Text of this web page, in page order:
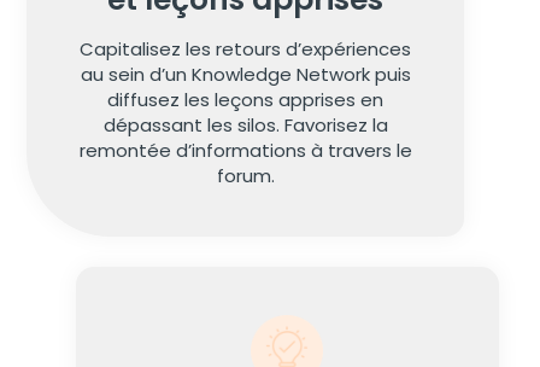
Capitalisez les retours d’expériences
au sein d’un Knowledge Network puis
diffusez les leçons apprises en
dépassant les silos. Favorisez la
remontée d’informations à travers le
forum.